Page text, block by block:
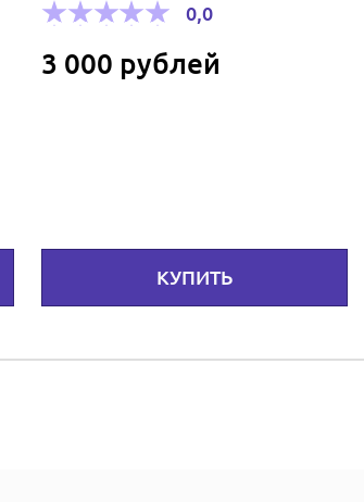
0,0
3 000 рублей
КУПИТЬ